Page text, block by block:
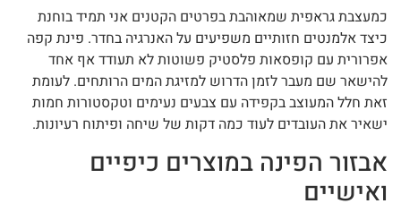
כמעצבת גראפית שמאוהבת בפרטים הקטנים אני תמיד בוחנת
כיצד אלמנטים חזותיים משפיעים על האנרגיה בחדר. פינת קפה
אפרורית עם קופסאות פלסטיק פשוטות לא תעודד אף אחד
להישאר שם מעבר לזמן הדרוש למזיגת המים הרותחים. לעומת
זאת חלל המעוצב בקפידה עם צבעים נעימים וטקסטורות חמות
ישאיר את העובדים לעוד כמה דקות של שיחה ופיתוח רעיונות.
אבזור הפינה במוצרים כיפיים
ואישיים